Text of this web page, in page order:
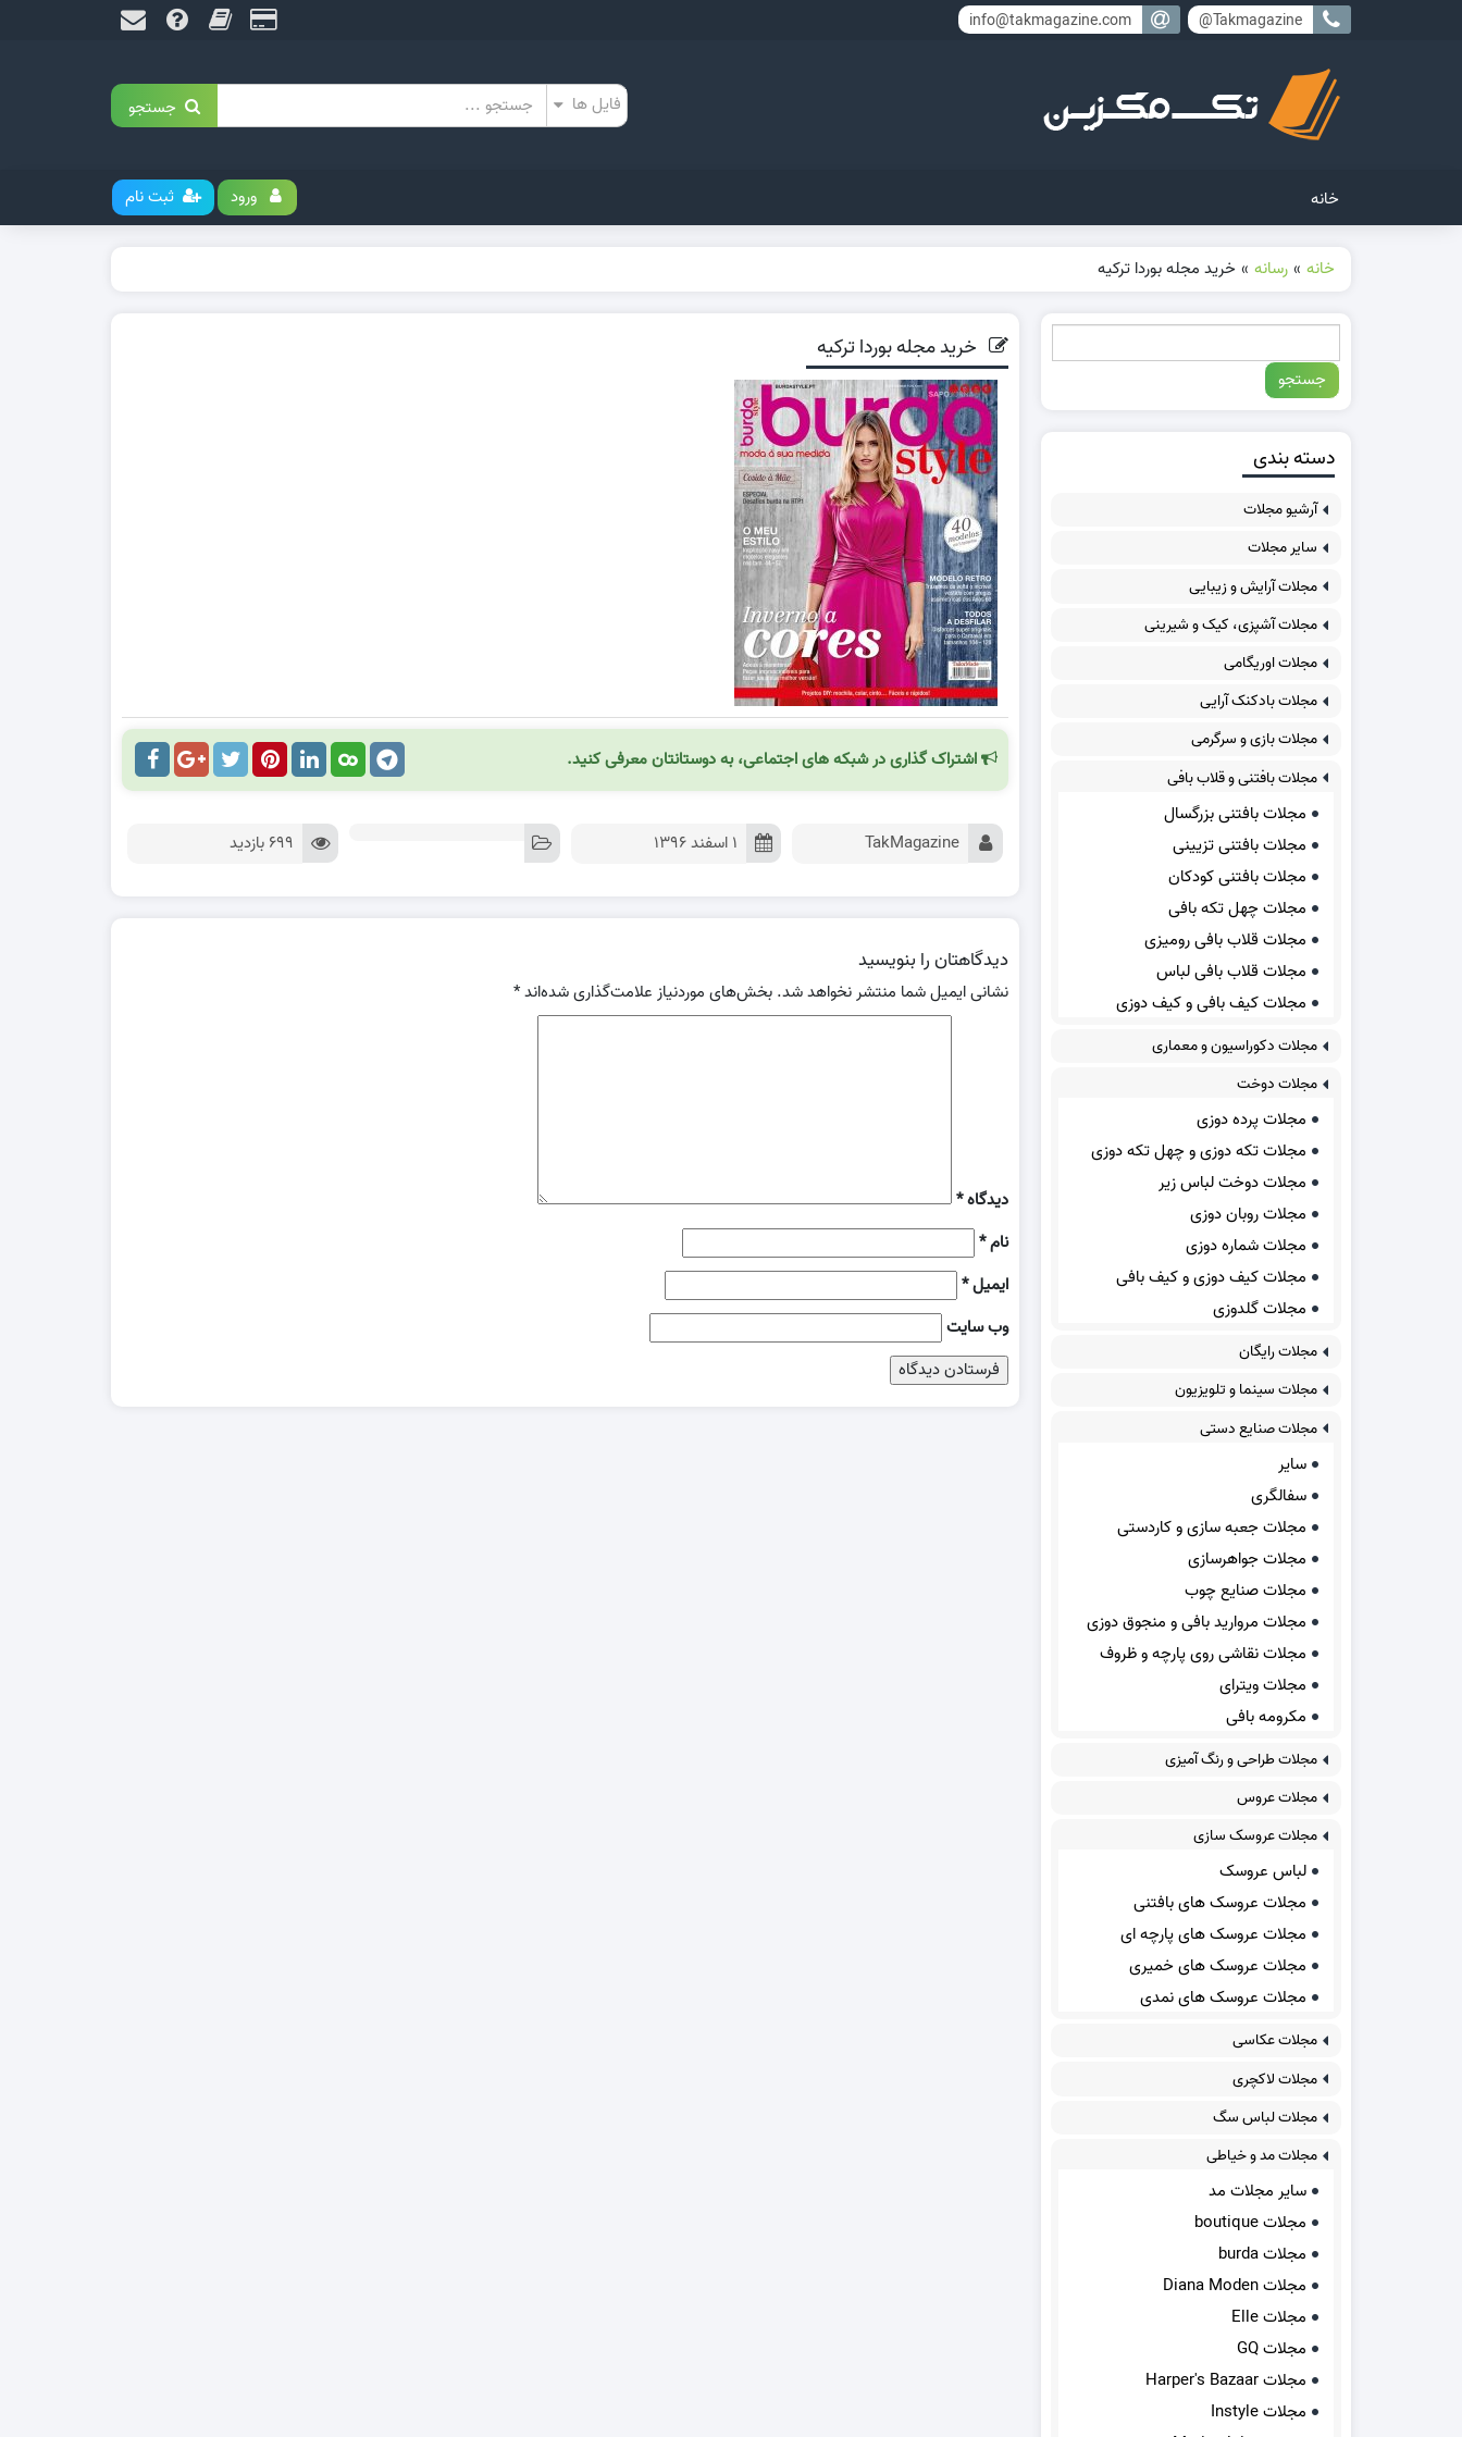
Takmagazine@
info@takmagazine.com
جستجو
خانه ورود ثبت نام
خانه » رسانه » خرید مجله بوردا ترکیه
خرید مجله بوردا ترکیه
اشتراک گذاری در شبکه های اجتماعی، به دوستانتان معرفی کنید.
TakMagazine ۱ اسفند ۱۳۹۶ 699 بازدید
دیدگاهتان را بنویسید
نشانی ایمیل شما منتشر نخواهد شد. بخش‌های موردنیاز علامت‌گذاری شده‌اند*
دیدگاه*
نام*
ایمیل*
وب‌ سایت
دسته بندی
آرشیو مجلات
سایر مجلات
مجلات آرایش و زیبایی
مجلات آشپزی، کیک و شیرینی
مجلات اوریگامی
مجلات بادکنک آرایی
مجلات بازی و سرگرمی
مجلات بافتنی و قلاب بافی
مجلات بافتنی بزرگسال
مجلات بافتنی تزیینی
مجلات بافتنی کودکان
مجلات چهل تکه بافی
مجلات قلاب بافی رومیزی
مجلات قلاب بافی لباس
مجلات کیف بافی و کیف دوزی
مجلات دکوراسیون و معماری
مجلات دوخت
مجلات پرده دوزی
مجلات تکه دوزی و چهل تکه دوزی
مجلات دوخت لباس زیر
مجلات روبان دوزی
مجلات شماره دوزی
مجلات کیف دوزی و کیف بافی
مجلات گلدوزی
مجلات رایگان
مجلات سینما و تلویزیون
مجلات صنایع دستی
سایر
سفالگری
مجلات جعبه سازی و کاردستی
مجلات جواهرسازی
مجلات صنایع چوب
مجلات مروارید بافی و منجوق دوزی
مجلات نقاشی روی پارچه و ظروف
مجلات ویترای
مکرومه بافی
مجلات طراحی و رنگ آمیزی
مجلات عروس
مجلات عروسک سازی
لباس عروسک
مجلات عروسک های بافتنی
مجلات عروسک های پارچه ای
مجلات عروسک های خمیری
مجلات عروسک های نمدی
مجلات عکاسی
مجلات لاکچری
مجلات لباس سگ
مجلات مد و خیاطی
سایر مجلات مد
مجلات boutique
مجلات burda
مجلات Diana Moden
مجلات Elle
مجلات GQ
مجلات Harper's Bazaar
مجلات Instyle